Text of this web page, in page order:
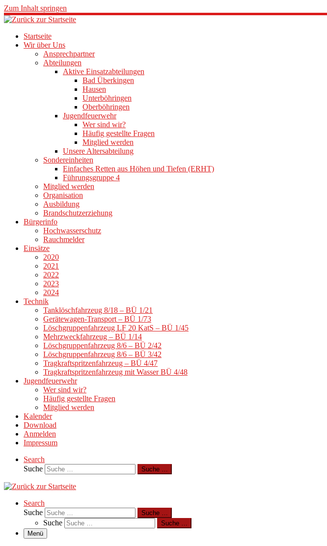
Zum Inhalt springen
Startseite
Wir über Uns
Ansprechpartner
Abteilungen
Aktive Einsatzabteilungen
Bad Überkingen
Hausen
Unterböhringen
Oberböhringen
Jugendfeuerwehr
Wer sind wir?
Häufig gestellte Fragen
Mitglied werden
Unsere Altersabteilung
Sondereinheiten
Einfaches Retten aus Höhen und Tiefen (ERHT)
Führungsgruppe 4
Mitglied werden
Organisation
Ausbildung
Brandschutzerziehung
Bürgerinfo
Hochwasserschutz
Rauchmelder
Einsätze
2020
2021
2022
2023
2024
Technik
Tanklöschfahrzeug 8/18 – BÜ 1/21
Gerätewagen-Transport – BÜ 1/73
Löschgruppenfahrzeug LF 20 KatS – BÜ 1/45
Mehrzweckfahrzeug – BÜ 1/14
Löschgruppenfahrzeug 8/6 – BÜ 2/42
Löschgruppenfahrzeug 8/6 – BÜ 3/42
Tragkraftspritzenfahrzeug – BÜ 4/47
Tragkraftspritzenfahrzeug mit Wasser BÜ 4/48
Jugendfeuerwehr
Wer sind wir?
Häufig gestellte Fragen
Mitglied werden
Kalender
Download
Anmelden
Impressum
Search
Suche
Suche …
Search
Suche
Suche …
Suche
Suche …
Menü